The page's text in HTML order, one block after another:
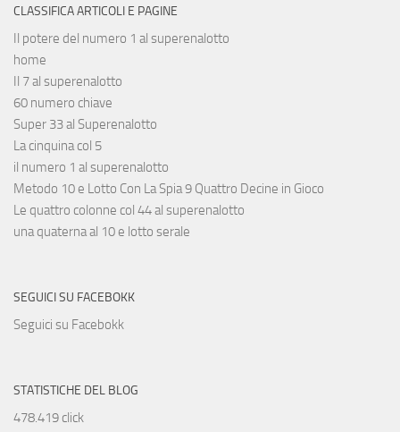
CLASSIFICA ARTICOLI E PAGINE
Il potere del numero 1 al superenalotto
home
Il 7 al superenalotto
60 numero chiave
Super 33 al Superenalotto
La cinquina col 5
il numero 1 al superenalotto
Metodo 10 e Lotto Con La Spia 9 Quattro Decine in Gioco
Le quattro colonne col 44 al superenalotto
una quaterna al 10 e lotto serale
SEGUICI SU FACEBOKK
Seguici su Facebokk
STATISTICHE DEL BLOG
478.419 click